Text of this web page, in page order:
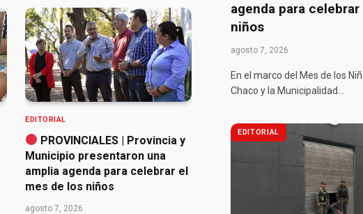
EDITORIAL
PROVINCIALES | Provincia y
Municipio presentaron una
amplia agenda para celebrar el
mes de los niños
agosto 7, 2026
agenda para
niños
agosto 7, 2026
En el marco del Mes de los
Chaco y la Municipalidad…
EDITORIAL